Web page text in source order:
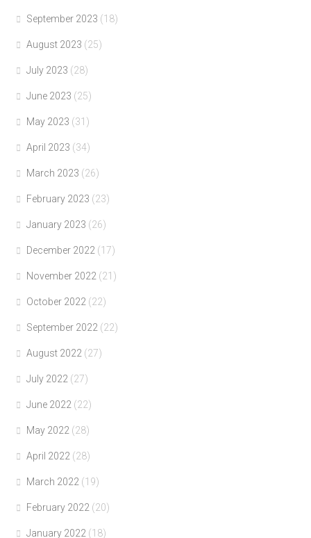
September 2023 (18)
August 2023 (25)
July 2023 (28)
June 2023 (25)
May 2023 (31)
April 2023 (34)
March 2023 (26)
February 2023 (23)
January 2023 (26)
December 2022 (17)
November 2022 (21)
October 2022 (22)
September 2022 (22)
August 2022 (27)
July 2022 (27)
June 2022 (22)
May 2022 (28)
April 2022 (28)
March 2022 (19)
February 2022 (20)
January 2022 (18)